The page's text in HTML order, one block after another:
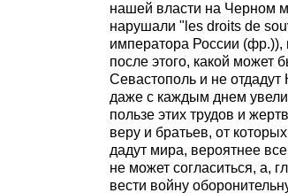
нашей власти на Черном
нарушали "les droits de
императора России (фр.)),
после этого, какой может
Севастополь и не
даже с каждым днем
пользе этих трудов и
веру и братьев, от
дадут мира, вероятнее
не может согласиться, а,
вести войну